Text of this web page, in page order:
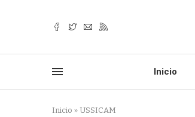
Inicio
Inicio » USSICAM